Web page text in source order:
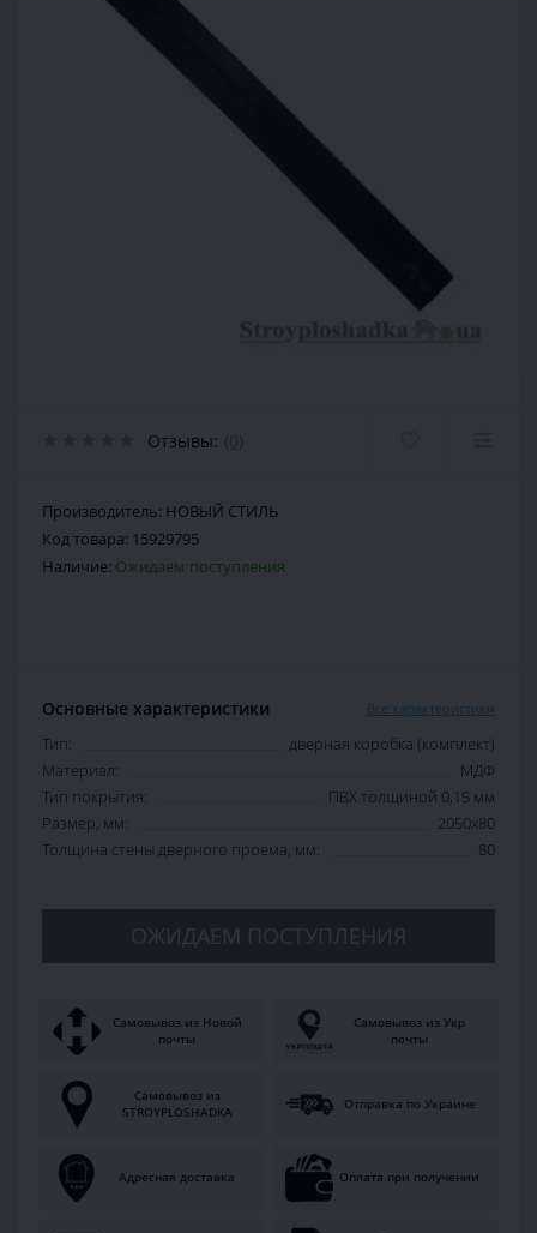
Отзывы: (0)
Производитель: НОВЫЙ СТИЛЬ
Код товара: 15929795
Наличие: Ожидаем поступления
Основные характеристики Все характеристики
Тип:
дверная коробка (комплект)
Материал:
МДФ
Тип покрытия:
ПВХ толщиной 0,15 мм
Размер, мм:
2050х80
Толщина стены дверного проема, мм:
80
ОЖИДАЕМ ПОСТУПЛЕНИЯ
Самовывоз из Новой
почты
Самовывоз из Укр
почты
Самовывоз из
STROYPLOSHADKA
Отправка по Украине
Адресная доставка Оплата при получении